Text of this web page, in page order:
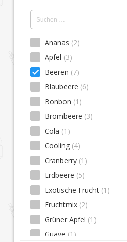
Ananas (2)
Apfel (3)
Beeren (7)
Blaubeere (6)
Bonbon (1)
Brombeere (3)
Cola (1)
Cooling (4)
Cranberry (1)
Erdbeere (5)
Exotische Frucht (1)
Fruchtmix (2)
Grüner Apfel (1)
Guave (1)